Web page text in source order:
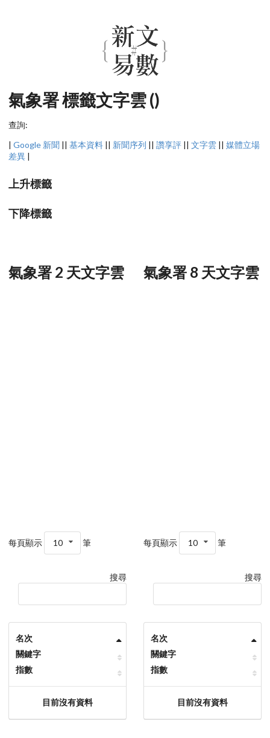
氣象署 標籤文字雲 ()
查詢:
| Google 新聞 || 基本資料 || 新聞序列 || 讚享評 || 文字雲 || 媒體立場
差異 |
上升標籤
下降標籤
氣象署 2 天文字雲
每頁顯示 10 筆
搜尋
名次
關鍵字
指數
目前沒有資料
氣象署 8 天文字雲
每頁顯示 10 筆
搜尋
名次
關鍵字
指數
目前沒有資料